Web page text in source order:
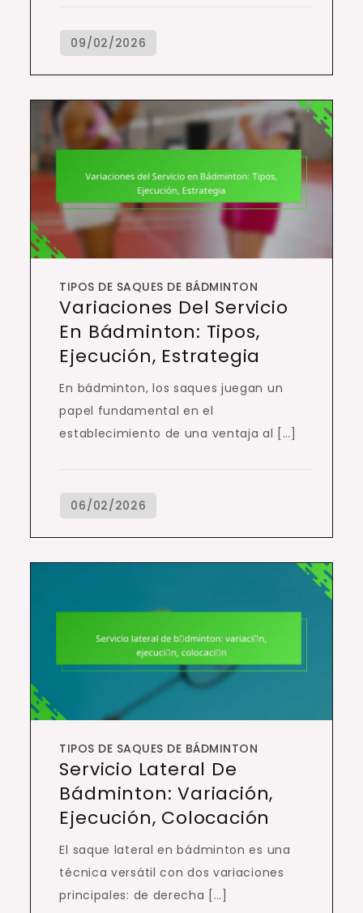
TIPOS DE SAQUES DE BÁDMINTON
Variaciones Del Servicio
En Bádminton: Tipos,
Ejecución, Estrategia
En bádminton, los saques juegan un
papel fundamental en el
establecimiento de una ventaja al […]
TIPOS DE SAQUES DE BÁDMINTON
Servicio Lateral De
Bádminton: Variación,
Ejecución, Colocación
El saque lateral en bádminton es una
técnica versátil con dos variaciones
principales: de derecha […]